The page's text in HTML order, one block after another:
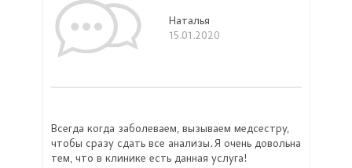
Наталья
15.01.2020
Всегда когда заболеваем, вызываем медсестру,
чтобы сразу сдать все анализы. Я очень довольна
тем, что в клинике есть данная услуга!